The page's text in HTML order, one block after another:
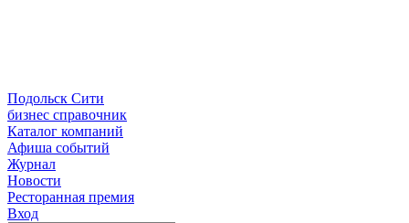
Подольск Сити
бизнес справочник
Каталог компаний
Афиша событий
Журнал
Новости
Ресторанная премия
Вход